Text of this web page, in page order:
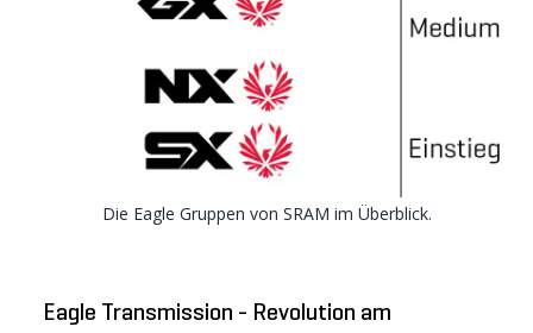
Die Eagle Gruppen von SRAM im Überblick.
Eagle Transmission - Revolution am